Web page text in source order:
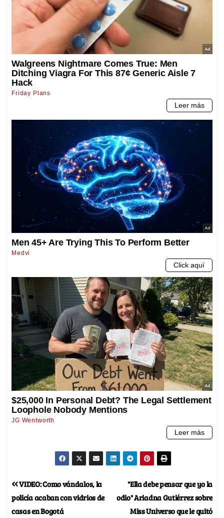
"Ella debe pensar que yo la
odio" Ariadna Gutiérrez sobre
Miss Universo que le quitó
VIDEO: Como vándalos, la
policía acaban con vidrios de
casas en Bogotá